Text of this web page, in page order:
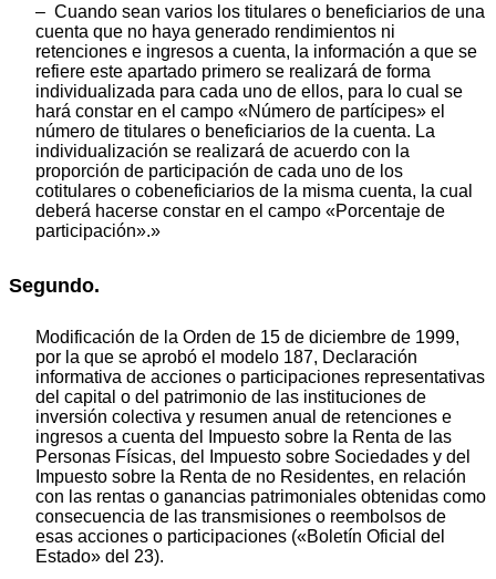
– Cuando sean varios los titulares o beneficiarios de una
cuenta que no haya generado rendimientos ni
retenciones e ingresos a cuenta, la información a que se
refiere este apartado primero se realizará de forma
individualizada para cada uno de ellos, para lo cual se
hará constar en el campo «Número de partícipes» el
número de titulares o beneficiarios de la cuenta. La
individualización se realizará de acuerdo con la
proporción de participación de cada uno de los
cotitulares o cobeneficiarios de la misma cuenta, la cual
deberá hacerse constar en el campo «Porcentaje de
participación».»
Segundo.
Modificación de la Orden de 15 de diciembre de 1999,
por la que se aprobó el modelo 187, Declaración
informativa de acciones o participaciones representativas
del capital o del patrimonio de las instituciones de
inversión colectiva y resumen anual de retenciones e
ingresos a cuenta del Impuesto sobre la Renta de las
Personas Físicas, del Impuesto sobre Sociedades y del
Impuesto sobre la Renta de no Residentes, en relación
con las rentas o ganancias patrimoniales obtenidas como
consecuencia de las transmisiones o reembolsos de
esas acciones o participaciones («Boletín Oficial del
Estado» del 23).